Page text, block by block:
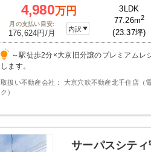
4,980万円
月の支払い目安:
176,624円/月 内訳
3LDK
77.26m2
(23.37坪)
～駅徒歩2分×大京旧分譲のプレミアムレ
します。
取扱い不動産会社： 大京穴吹不動産北千住店（
ク）
サーパスシテ